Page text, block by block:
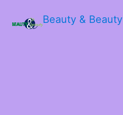
Beauty & Beauty